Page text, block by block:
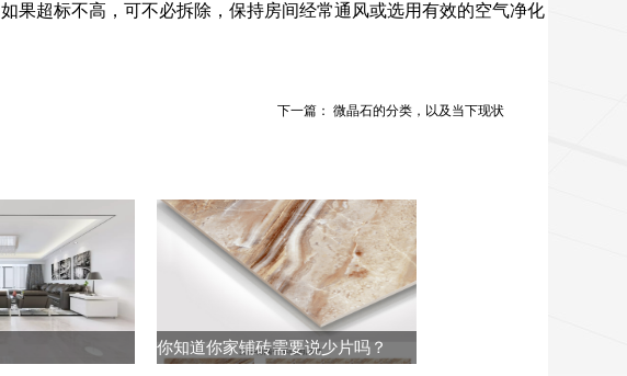
果超标不高，可不必拆除，保持房间经常通风或选用有效的空气净化
下一篇： 微晶石的分类，以及当下现状
你知道你家铺砖需要说少片吗？